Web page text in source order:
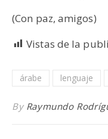
(Con paz, amigos)
Vistas de la
árabe lenguaje
By Raymundo